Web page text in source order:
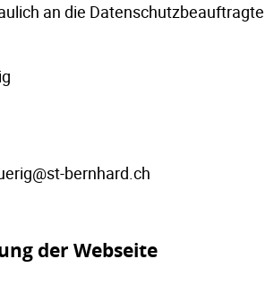
an die Datenschutzbeauftragte
bernhard.ch
der Webseite